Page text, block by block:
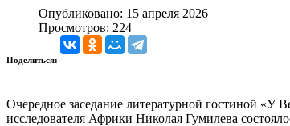
Опубликовано: 15 апреля 2026
Просмотров: 224
Поделиться:
Очередное заседание литературной гостиной «У
исследователя Африки Николая Гумилева